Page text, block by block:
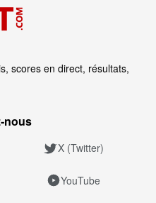
scores en direct, résultats,
X (Twitter)
YouTube